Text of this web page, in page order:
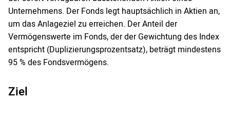
Unternehmens. Der Fonds legt hauptsächlich in Aktien an,
um das Anlageziel zu erreichen. Der Anteil der
Vermögenswerte im Fonds, der der Gewichtung des Index
entspricht (Duplizierungsprozentsatz), beträgt mindestens
95 % des Fondsvermögens.
Ziel